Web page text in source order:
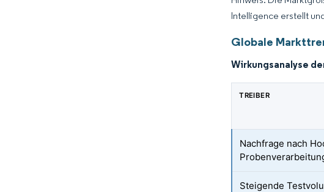
Intelligence erstellt
Globale
Wirkungsanalyse
TREIBER
Nachfrage nach
Steigende